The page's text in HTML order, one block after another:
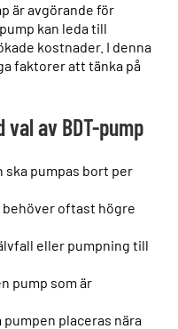
är avgörande för
kan leda till
kostnader. I denna
faktorer att tänka på
val av BDT-pump
ska pumpas bort per
oftast högre
eller pumpning till
pump som är
placeras nära